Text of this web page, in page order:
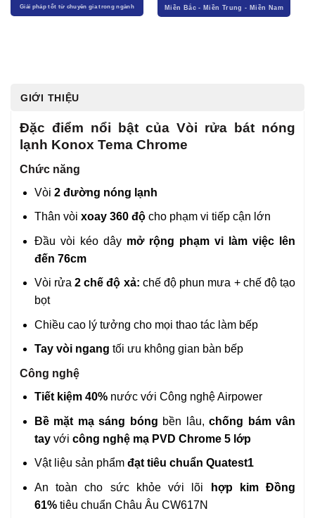
GIỚI THIỆU
Đặc điểm nổi bật của Vòi rửa bát nóng
lạnh Konox Tema Chrome
Chức năng
Vòi 2 đường nóng lạnh
Thân vòi xoay 360 độcho phạm vi tiếp cận lớn
Đầu vòi kéo dây mở rộng phạm vi làm việc lên
đến 76cm
Vòi rửa 2 chế độ xả: chế độ phun mưa + chế độ tạo
bọt
Chiều cao lý tưởng cho mọi thao tác làm bếp
Tay vòi ngang tối ưu không gian bàn bếp
Công nghệ
Tiết kiệm 40%nước với Công nghệ Airpower
Bề mặt mạ sáng bóng bền lâu,chống bám vân
tayvới công nghệ mạ PVD Chrome 5 lớp
Vật liệu sản phẩmđạt tiêu chuẩn Quatest1
An toàn cho sức khỏe với lõi
hợp kim Đồng
61%tiêu chuẩn Châu Âu CW617N